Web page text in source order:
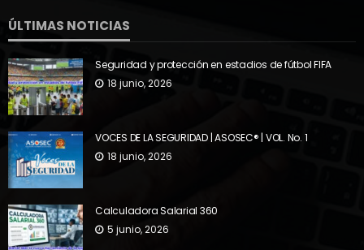
ÚLTIMAS NOTICIAS
Seguridad y protección en estadios de fútbol FIFA
18 junio, 2026
VOCES DE LA SEGURIDAD | ASOSEC® | VOL. No. 1
18 junio, 2026
Calculadora Salarial 360
5 junio, 2026